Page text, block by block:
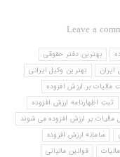
Leave a
بهترین دفتر حقوقی
ایران
بهترین وکیل ایرانی
مالیات بر ارزش افزوده
ثبت اظهارنامه ارزش افزوده
بر ارزش افزوده می شوند
سامانه ارزش افزوده
قوانین مالیاتی